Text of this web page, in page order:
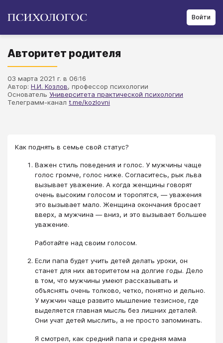
Войти
Авторитет родителя
03 марта 2021 г. в 06:16
Автор: Н.И. Козлов, профессор психологии
Основатель Университета практической психологии
Телеграмм-канал t.me/kozlovni
Как поднять в семье свой статус?
Важен стиль поведения и голос. У мужчины чаще
голос громче, голос ниже. Согласитесь, рык льва
вызывает уважение. А когда женщины говорят
очень высоким голосом и торопятся, — уважения
это вызывает мало. Женщина окончания бросает
вверх, а мужчина — вниз, и это вызывает большее
уважение.
Работайте над своим голосом.
Если папа будет учить детей делать уроки, он
станет для них авторитетом на долгие годы. Дело
в том, что мужчины умеют рассказывать и
объяснять очень толково, четко, понятно и дельно.
У мужчин чаще развито мышление тезисное, где
выделяется главная мысль без лишних деталей.
Они учат детей мыслить, а не просто запоминать.
Я смотрел, как средний папа и средняя мама